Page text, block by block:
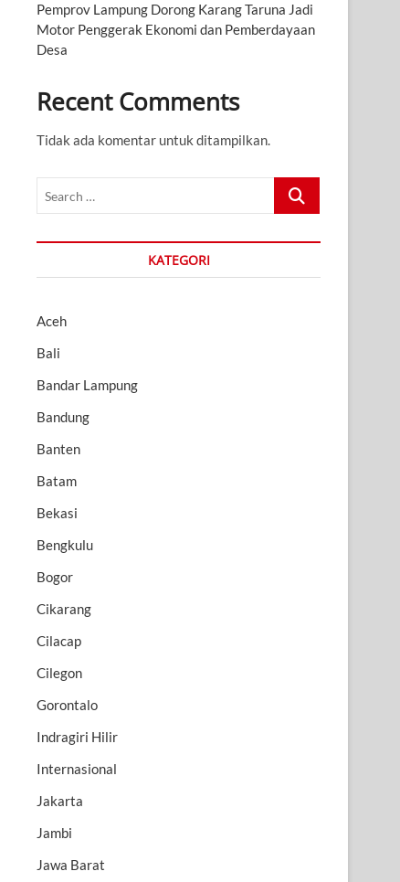
Pemprov Lampung Dorong Karang Taruna Jadi
Motor Penggerak Ekonomi dan Pemberdayaan
Desa
Recent Comments
Tidak ada komentar untuk ditampilkan.
Search
KATEGORI
Aceh
Bali
Bandar Lampung
Bandung
Banten
Batam
Bekasi
Bengkulu
Bogor
Cikarang
Cilacap
Cilegon
Gorontalo
Indragiri Hilir
Internasional
Jakarta
Jambi
Jawa Barat